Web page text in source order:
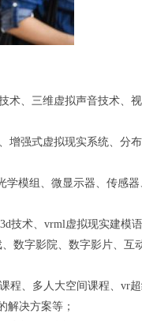
术、三维虚拟声音技术、
增强式虚拟现实系统、分
模组、微显示器、传感
技术、vrml虚拟现实建模
数字影院、数字影片、互
程、多人大空间课程、vr
解决方案等；